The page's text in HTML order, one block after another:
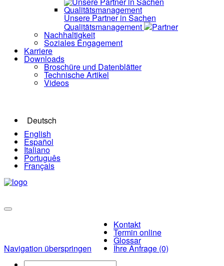
Unsere Partner in Sachen
Qualitätsmanagement Partner
Nachhaltigkeit
Soziales Engagement
Karriere
Downloads
Broschüre und Datenblätter
Technische Artikel
Videos
Deutsch
English
Español
Italiano
Português
Français
Navigation überspringen
Kontakt
Termin online
Glossar
Ihre Anfrage (0)